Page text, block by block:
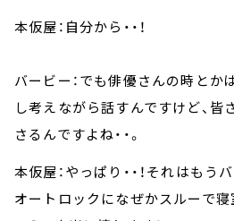
本仮屋：自分から・・！
バービー：でも俳優さんの時とか
し考えながら話すんですけど、皆
さるんですよね・・。
本仮屋：やっぱり・・！それはもう
オートロックになぜかスルーで